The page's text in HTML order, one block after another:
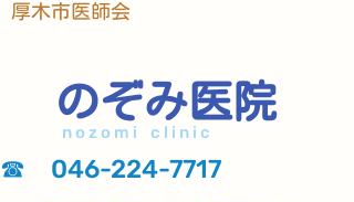
​のぞみ医 院
​厚木市医師会
n o z o m i c l i n i c
​☎ 046-224-7717